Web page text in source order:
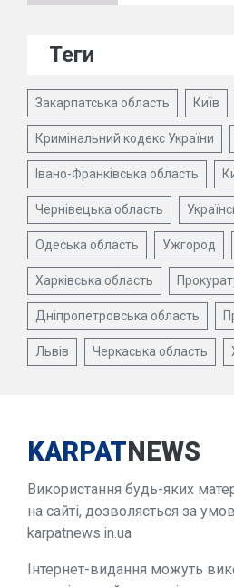
Теги
Закарпатська область Київ
Кримінальний кодекс України
Івано-Франківська область
Чернівецька область
Одеська область Ужгород
Харківська область
Дніпропетровська область
Львів Черкаська область
KARPATNEWS
Використання будь-яких
на сайті, дозволяється за
karpatnews.in.ua
Інтернет-видання можуть